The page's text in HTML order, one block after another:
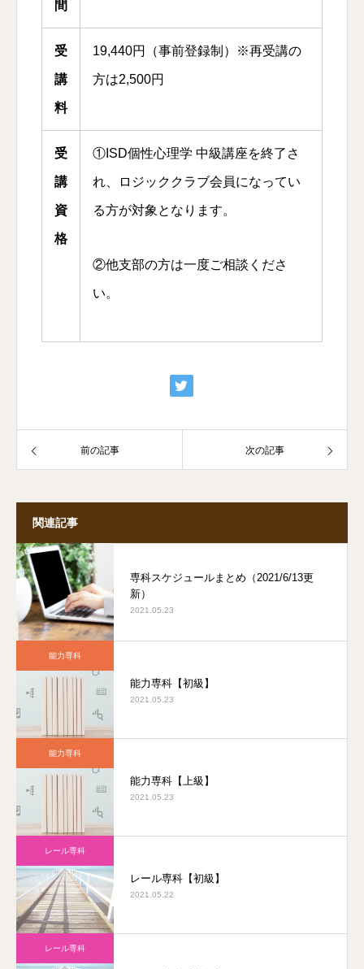
間
受
講
料
19,440円（事前登録制）※再受講の
方は2,500円
受
講
資
格
①ISD個性心理学 中級講座を終了さ
れ、ロジッククラブ会員になってい
る方が対象となります。
②他支部の方は一度ご相談くださ
い。
前の記事 次の記事
関連記事
専科スケジュールまとめ（2021/6/13更
新）
2021.05.23
能力専科
能力専科【初級】
2021.05.23
能力専科
能力専科【上級】
2021.05.23
レール専科
レール専科【初級】
2021.05.22
レール専科